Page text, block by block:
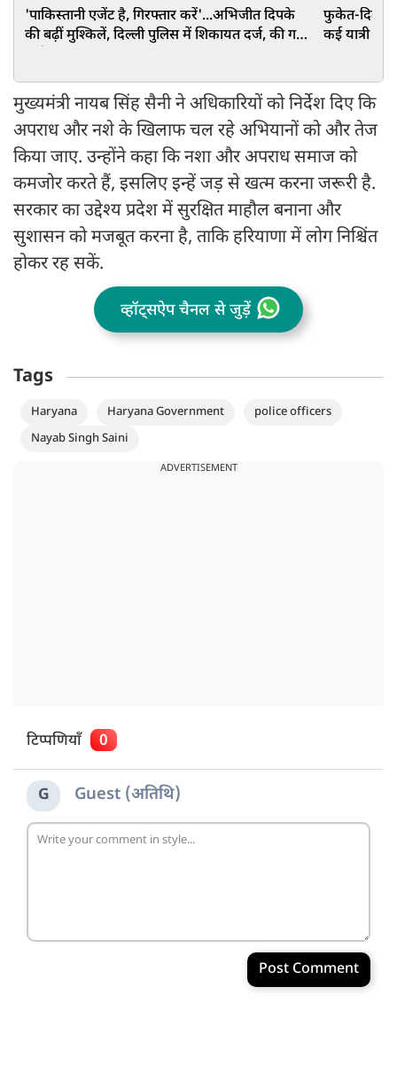
'पाकिस्तानी एजेंट है, गिरफ्तार करें'...अभिजीत दिपके
की बढ़ीं मुश्किलें, दिल्ली पुलिस में शिकायत दर्ज, की गई
फुकेत-दिल्ली
कई यात्री
मुख्यमंत्री नायब सिंह सैनी ने अधिकारियों को निर्देश दिए कि
अपराध और नशे के खिलाफ चल रहे अभियानों को और तेज
किया जाए. उन्होंने कहा कि नशा और अपराध समाज को
कमजोर करते हैं, इसलिए इन्हें जड़ से खत्म करना जरूरी है.
सरकार का उद्देश्य प्रदेश में सुरक्षित माहौल बनाना और
सुशासन को मजबूत करना है, ताकि हरियाणा में लोग निश्चिंत
होकर रह सकें.
व्हॉट्सऐप चैनल से जुड़ें
Tags
Haryana Haryana Government
police officers
Nayab Singh Saini
ADVERTISEMENT
टिप्पणियाँ 0
G Guest (अतिथि)
Post Comment